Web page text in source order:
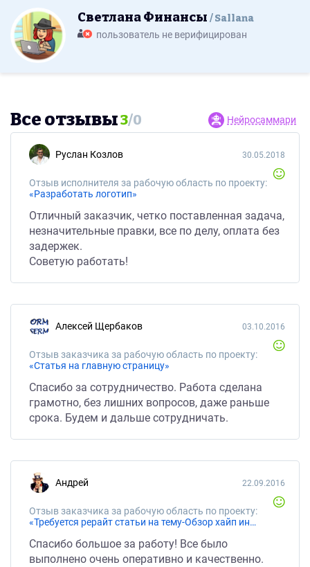
Светлана Финансы Sallana
пользователь не верифицирован
Все отзывы3/0 Нейросаммари
Руслан Козлов
Отзыв исполнителя за рабочую область по проекту:
«Разработать логотип»
30.05.2018
Отличный заказчик, четко поставленная задача,
незначительные правки, все по делу, оплата без
задержек.
Советую работать!
Алексей Щербаков
Отзыв заказчика за рабочую область по проекту:
«Статья на главную страницу»
03.10.2016
Спасибо за сотрудничество. Работа сделана
грамотно, без лишних вопросов, даже раньше
срока. Будем и дальше сотрудничать.
Андрей
Отзыв заказчика за рабочую область по проекту:
«Требуется рерайт статьи на тему-Обзор хайп инвестирования-»
22.09.2016
Спасибо большое за работу! Все было
выполнено очень оперативно и качественно.